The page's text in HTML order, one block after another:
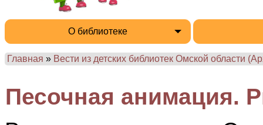
О библиотеке
Главная » Вести из детских библиотек Омской области
Песочная анимация.